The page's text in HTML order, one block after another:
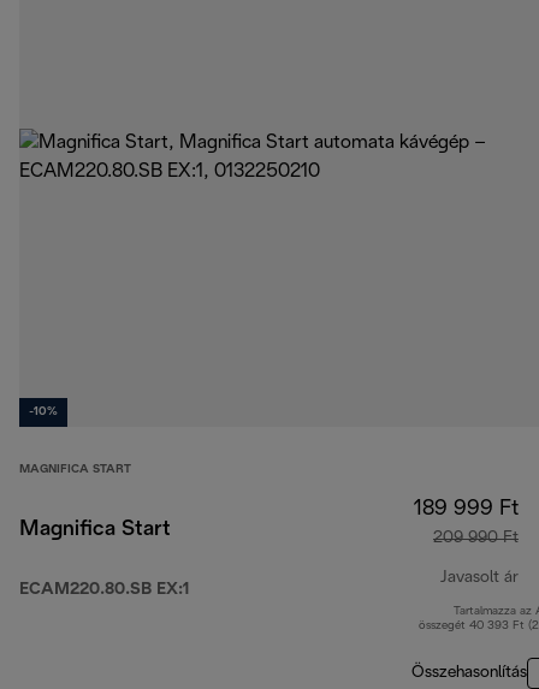
-10%
MAGNIFICA START
Magnifica Start
ECAM220.80.SB EX:1
189 999 Ft
209 990 Ft
Javasolt ár
Tartalmazza az
összegét 40 393 Ft
Összehasonlítás